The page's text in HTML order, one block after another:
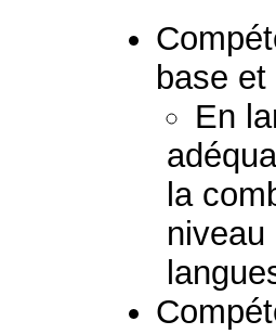
base
En
la
niveau